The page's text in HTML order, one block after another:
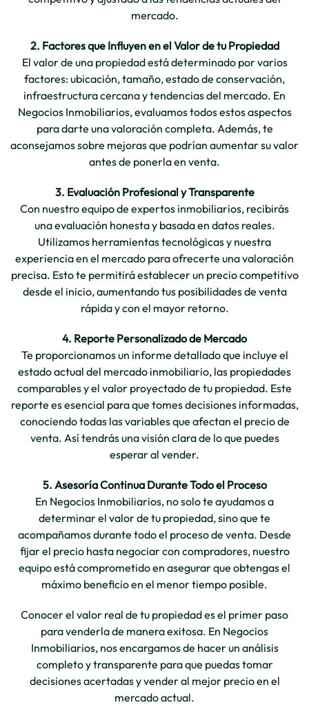
mercado.
2. Factores que Influyen en el Valor de tu Propiedad
El valor de una propiedad está determinado por varios
factores: ubicación, tamaño, estado de conservación,
infraestructura cercana y tendencias del mercado. En
Negocios Inmobiliarios, evaluamos todos estos aspectos
para darte una valoración completa. Además, te
aconsejamos sobre mejoras que podrían aumentar su valor
antes de ponerla en venta.
3. Evaluación Profesional y Transparente
Con nuestro equipo de expertos inmobiliarios, recibirás
una evaluación honesta y basada en datos reales.
Utilizamos herramientas tecnológicas y nuestra
experiencia en el mercado para ofrecerte una valoración
precisa. Esto te permitirá establecer un precio competitivo
desde el inicio, aumentando tus posibilidades de venta
rápida y con el mayor retorno.
4. Reporte Personalizado de Mercado
Te proporcionamos un informe detallado que incluye el
estado actual del mercado inmobiliario, las propiedades
comparables y el valor proyectado de tu propiedad. Este
reporte es esencial para que tomes decisiones informadas,
conociendo todas las variables que afectan el precio de
venta. Así tendrás una visión clara de lo que puedes
esperar al vender.
5. Asesoría Continua Durante Todo el Proceso
En Negocios Inmobiliarios, no solo te ayudamos a
determinar el valor de tu propiedad, sino que te
acompañamos durante todo el proceso de venta. Desde
fijar el precio hasta negociar con compradores, nuestro
equipo está comprometido en asegurar que obtengas el
máximo beneficio en el menor tiempo posible.
Conocer el valor real de tu propiedad es el primer paso
para venderla de manera exitosa. En Negocios
Inmobiliarios, nos encargamos de hacer un análisis
completo y transparente para que puedas tomar
decisiones acertadas y vender al mejor precio en el
mercado actual.